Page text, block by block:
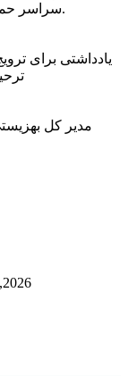
سراسر حماسه خونخواهی و مرگ بر آمریکا و اسرائیل بود.
یادداشتی برای